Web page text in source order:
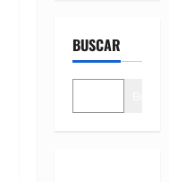
BUSCAR